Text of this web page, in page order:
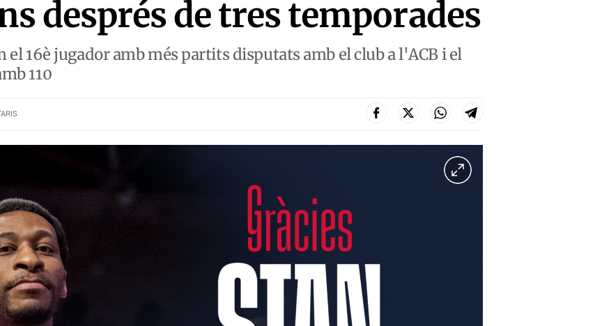
després de tres temporades
16è jugador amb més partits disputats amb el club a l'ACB i el
110